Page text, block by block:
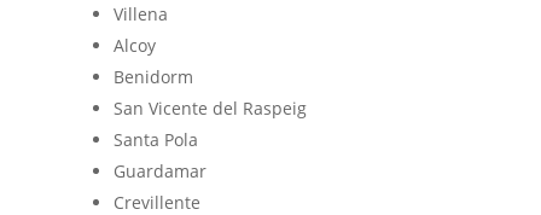
Villena
Alcoy
Benidorm
San Vicente del Raspeig
Santa Pola
Guardamar
Crevillente